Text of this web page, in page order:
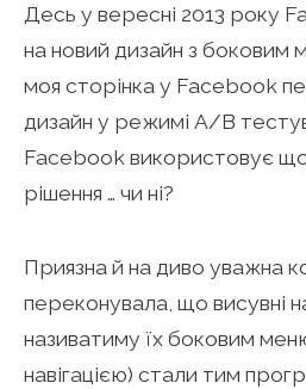
Десь у вересні 2013 року
на новий дизайн з боковим
моя сторінка у Facebook
дизайн у режимі A/B
Facebook використовує
рішення … чи ні?
Приязна й на диво уважна
переконувала, що висувні
називатиму їх боковим
навігацією) стали тим